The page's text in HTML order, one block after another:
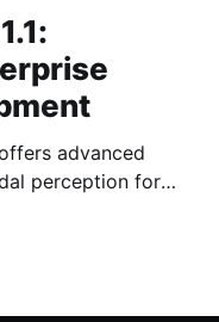
advanced
perception for